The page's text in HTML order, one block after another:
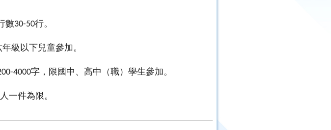
數30-50行。
級以下兒童參加。
4000字，限國中、高中（職）學生參加。
一件為限。